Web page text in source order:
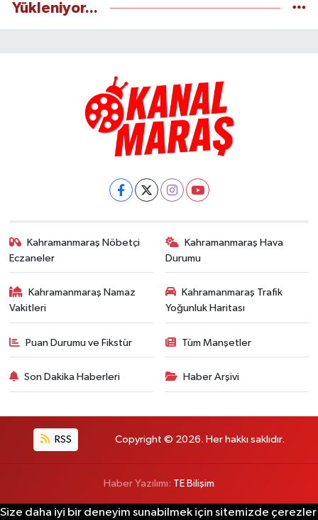
Yükleniyor...
Kahramanmaraş Nöbetçi
Eczaneler
Kahramanmaraş Hava
Durumu
Kahramanmaraş Namaz
Vakitleri
Kahramanmaraş Trafik
Yoğunluk Haritası
Puan Durumu ve Fikstür Tüm Manşetler
Son Dakika Haberleri Haber Arşivi
RSS Copyright © 2026. Her hakkı saklıdır.
Haber Yazılımı: TE Bilişim
Size daha iyi bir deneyim sunabilmek için sitemizde çerezler